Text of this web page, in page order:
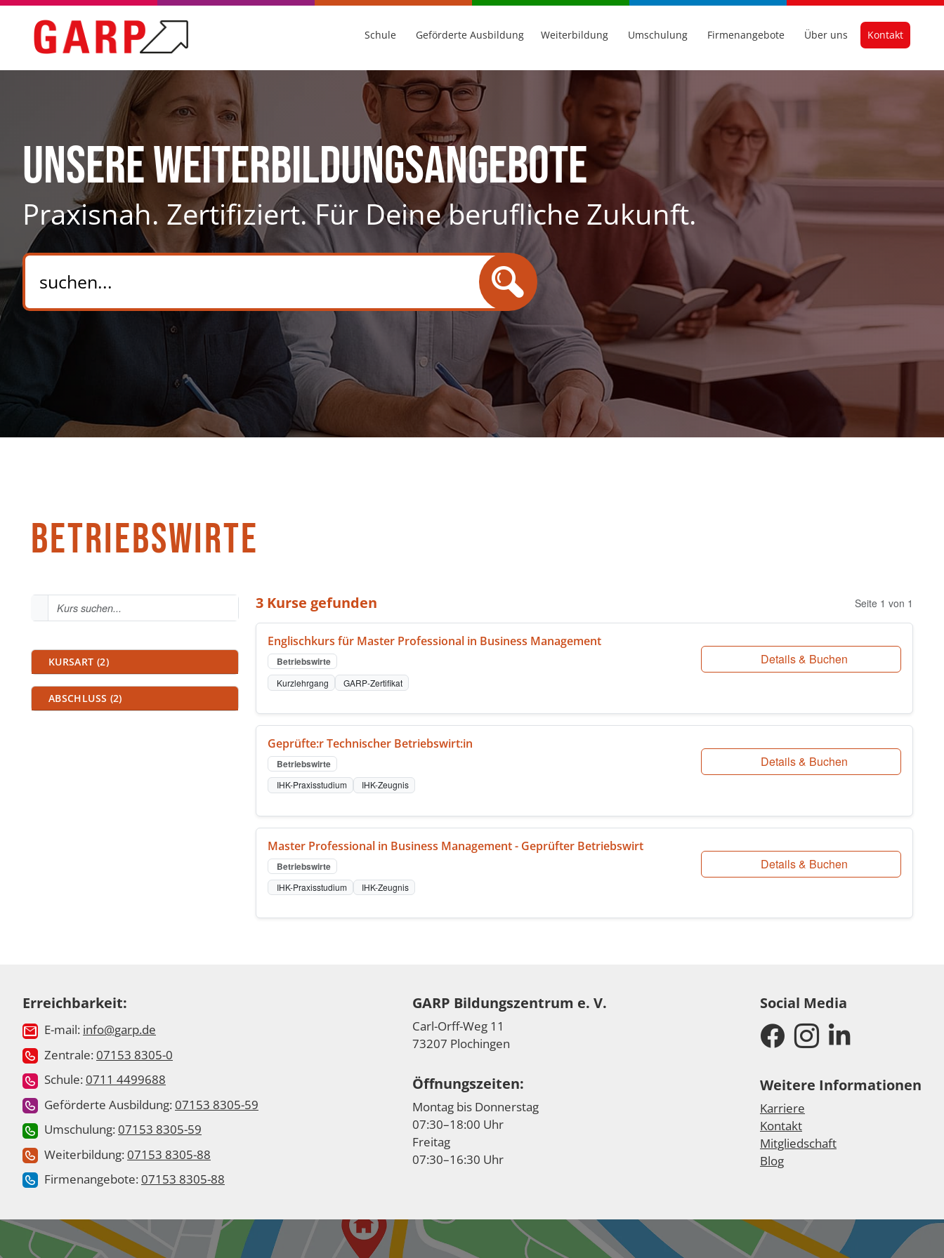
Schule Geförderte Ausbildung Weiterbildung Umschulung Firmenangebote Über uns Kontakt
Unsere Weiterbildungsangebote
Praxisnah. Zertifiziert. Für Deine berufliche Zukunft.
BETRIEBSWIRTE
Kurssuche
Kurs suchen
Kursfilter
KURSART (2)
ABSCHLUSS (2)
3 Kurse gefunden Seite 1 von 1
Englischkurs für Master Professional in Business Management
Betriebswirte
Kurzlehrgang GARP-Zertifikat
Details & Buchen
Geprüfte:r Technischer Betriebswirt:in
Betriebswirte
IHK-Praxisstudium IHK-Zeugnis
Details & Buchen
Master Professional in Business Management - Geprüfter Betriebswirt
Betriebswirte
IHK-Praxisstudium IHK-Zeugnis
Details & Buchen
Erreichbarkeit:
E-mail: info@garp.de
Zentrale: 07153 8305-0
Schule: 0711 4499688
Geförderte Ausbildung: 07153 8305-59
Umschulung: 07153 8305-59
Weiterbildung: 07153 8305-88
Firmenangebote: 07153 8305-88
GARP Bildungszentrum e. V.
Carl-Orff-Weg 11
73207 Plochingen
Öffnungszeiten:
Montag bis Donnerstag
07:30–18:00 Uhr
Freitag
07:30–16:30 Uhr
Social Media
Weitere Informationen
Karriere
Kontakt
Mitgliedschaft
Blog